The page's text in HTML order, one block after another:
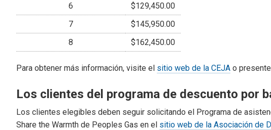
6
$129,450.00
7
$145,950.00
8
$162,450.00
Para obtener más información, visite el sitio web de la CEJA o
Los clientes del programa de descuento por
Los clientes elegibles deben seguir solicitando el Programa de
Share the Warmth de Peoples Gas en el sitio web de la Asociación de